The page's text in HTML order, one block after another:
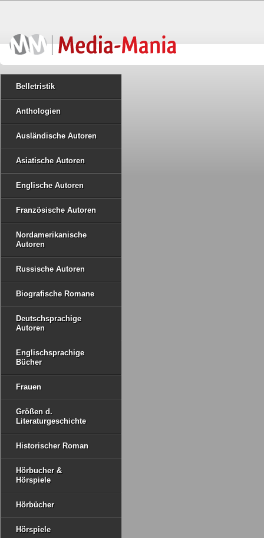
Belletristik
Anthologien
Ausländische Autoren
Asiatische Autoren
Englische Autoren
Französische Autoren
Nordamerikanische
Autoren
Russische Autoren
Biografische Romane
Deutschsprachige
Autoren
Englischsprachige
Bücher
Frauen
Größen d.
Literaturgeschichte
Historischer Roman
Hörbucher &
Hörspiele
Hörbücher
Hörspiele